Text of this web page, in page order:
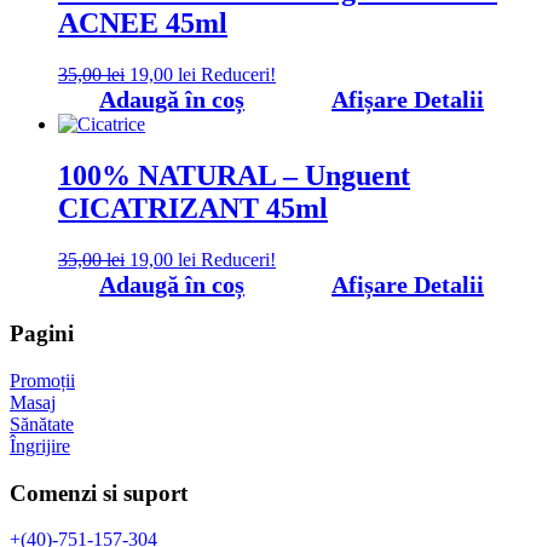
ACNEE 45ml
35,00lei Prețul
inițial
a
fost:
19,00 lei Prețul
curent
este:
Reduceri!
Adaugă în coș Afișare Detalii
100% NATURAL – Unguent
CICATRIZANT 45ml
35,00lei Prețul
inițial
a
19,00 lei Prețul
curent
este:
Reduceri!
Adaugă în coș Afișare Detalii
Pagini
Promoții
Masaj
Sănătate
Îngrijire
Comenzi si suport
+(40)-751-157-304